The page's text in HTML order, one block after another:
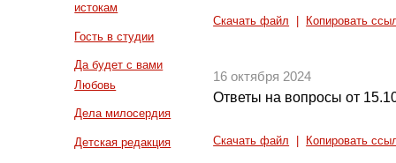
истокам
Гость в студии
Да будет с вами
Любовь
Дела милосердия
Детская редакция
Скачать файл Копировать
16 октября 2024
Ответы на вопросы от
Скачать файл Копировать